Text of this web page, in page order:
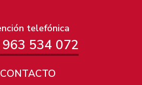
telefónica
534 072
CONTACTO